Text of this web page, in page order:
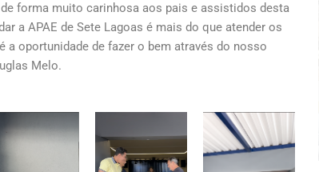
forma muito carinhosa aos pais e assistidos desta
a APAE de Sete Lagoas é mais do que atender os
a oportunidade de fazer o bem através do nosso
Melo.